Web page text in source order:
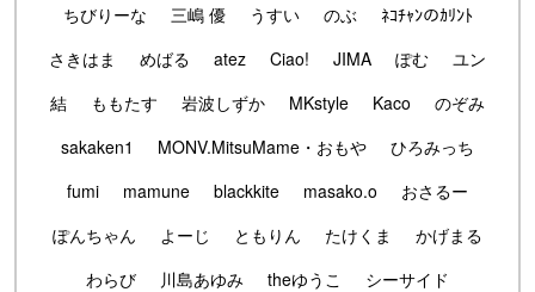
ちびりーな
三嶋 優 うすい のぶ
ﾈｺﾁｬﾝのｶﾘﾝﾄ
さきはま
めばる atez Ciao! JIMA ぽむ
ユン
結
ももたす 岩波しずか MKstyle Kaco
のぞみ
sakaken1
MONV.MitsuMame・おもや
ひろみっち
fumi
mamune blackkite masako.o
おさるー
ぽんちゃん
よーじ ともりん たけくま
かげまる
わらび
川島あゆみ theゆうこ
シーサイド